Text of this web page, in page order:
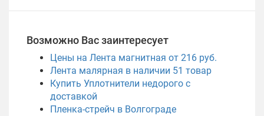
Возможно Вас заинтересует
Цены на Лента магнитная от 216 руб.
Лента малярная в наличии 51 товар
Купить Уплотнители недорого с
доставкой
Пленка-стрейч в Волгограде